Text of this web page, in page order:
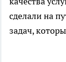
сделали на
задач,